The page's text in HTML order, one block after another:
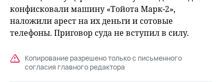
конфисковали машину «Тойота Марк-2»,
наложили арест на их деньги и сотовые
телефоны. Приговор суда не вступил в силу.
Копирование разрешено только с письменного
согласия главного редактора